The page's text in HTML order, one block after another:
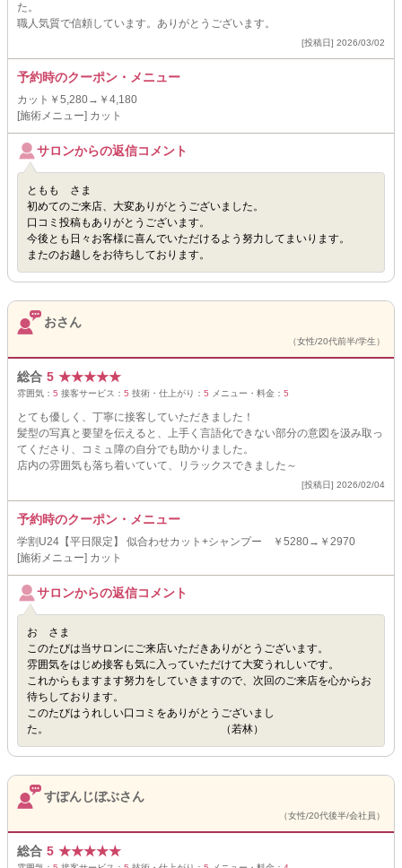
た。
職人気質で信頼しています。ありがとうございます。
[投稿日] 2026/03/02
予約時のクーポン・メニュー
カット￥5,280→￥4,180
[施術メニュー] カット
サロンからの返信コメント
ともも さま
初めてのご来店、大変ありがとうございました。
口コミ投稿もありがとうございます。
今後とも日々お客様に喜んでいただけるよう努力してまいります。
またのお越しをお待ちしております。
おさん
（女性/20代前半/学生）
総合 5 ★★★★★
雰囲気： 5 接客サービス： 5 技術・仕上がり： 5 メニュー・料金： 5
とても優しく、丁寧に接客していただきました！
髪型の写真と要望を伝えると、上手く言語化できない部分の意図を汲み取っ
てくださり、コミュ障の自分でも助かりました。
店内の雰囲気も落ち着いていて、リラックスできました～
[投稿日] 2026/02/04
予約時のクーポン・メニュー
学割U24【平日限定】 似合わせカット+シャンプー ￥5280→￥2970
[施術メニュー] カット
サロンからの返信コメント
お さま
このたびは当サロンにご来店いただきありがとうございます。
雰囲気をはじめ接客も気に入っていただけて大変うれしいです。
これからもますます努力をしていきますので、次回のご来店を心からお
待ちしております。
このたびはうれしい口コミをありがとうございまし
た。 （若林）
すぽんじぼぶさん
（女性/20代後半/会社員）
総合 5 ★★★★★